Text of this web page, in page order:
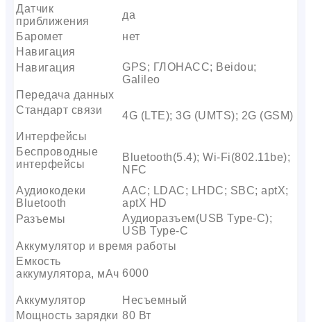
Датчик
приближения
да
Баромет
нет
Навигация
Навигация
GPS; ГЛОНАСС; Beidou;
Galileo
Передача данных
Стандарт связи
4G (LTE); 3G (UMTS); 2G (GSM)
Интерфейсы
Беспроводные
интерфейсы
Bluetooth(5.4); Wi-Fi(802.11be);
NFC
Аудиокодеки
Bluetooth
AAC; LDAC; LHDC; SBC; aptX;
aptX HD
Разъемы
Аудиоразъем(USB Type-C);
USB Type-C
Аккумулятор и время работы
Емкость
аккумулятора, мАч 6000
Аккумулятор
Несъемный
Мощность зарядки 80 Вт